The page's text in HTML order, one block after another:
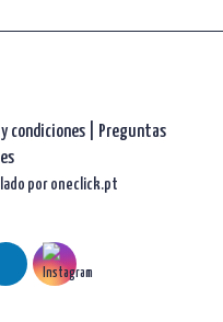
condiciones |
Preguntas
poroneclick.pt